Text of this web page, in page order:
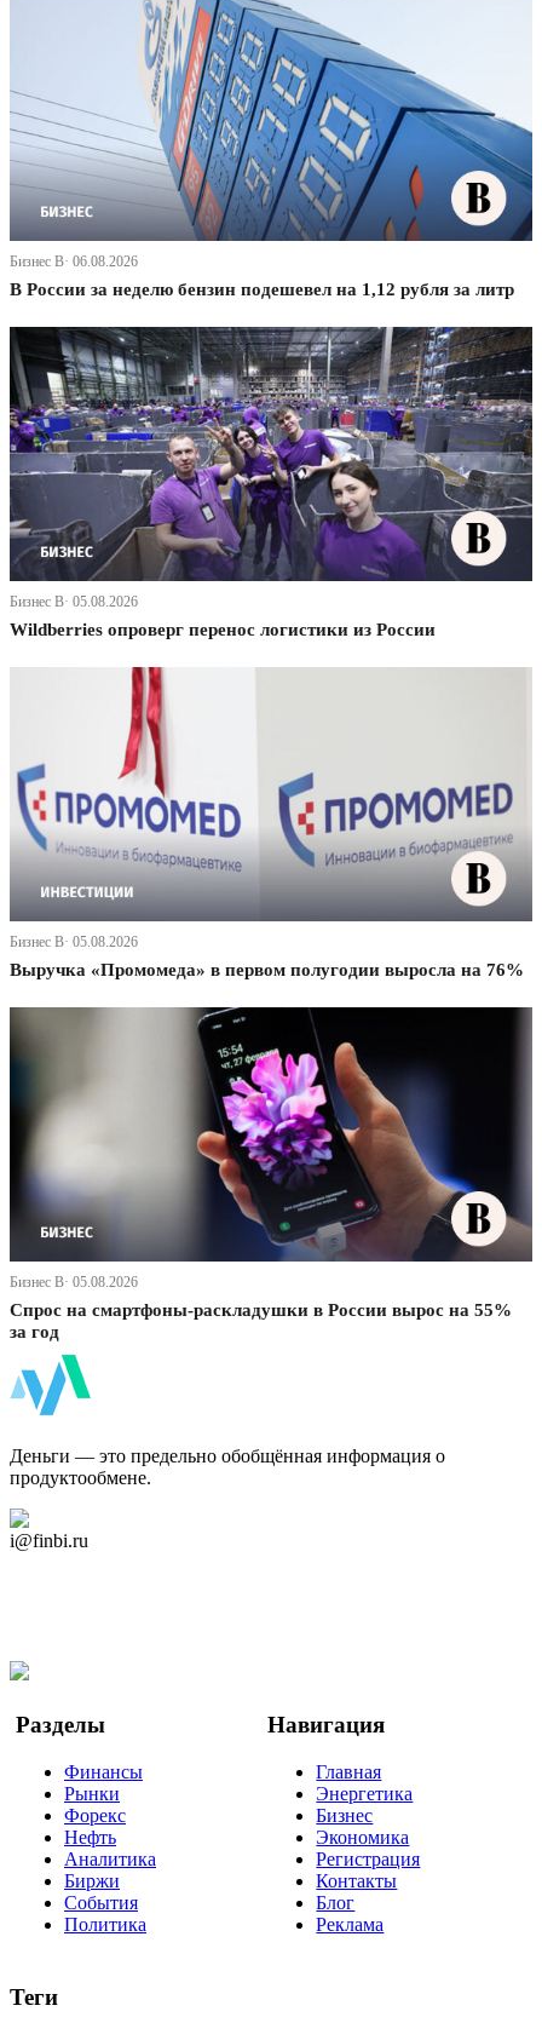
Бизнес В· 06.08.2026
В России за неделю бензин подешевел на 1,12 рубля за литр
Бизнес В· 05.08.2026
Wildberries опроверг перенос логистики из России
Бизнес В· 05.08.2026
Выручка «Промомеда» в первом полугодии выросла на 76%
Бизнес В· 05.08.2026
Спрос на смартфоны-раскладушки в России вырос на 55%
за год
Деньги — это предельно обобщённая информация о
продуктообмене.
i@finbi.ru
Разделы
Финансы
Рынки
Форекс
Нефть
Аналитика
Биржи
События
Политика
Навигация
Главная
Энергетика
Бизнес
Экономика
Регистрация
Контакты
Блог
Реклама
Теги